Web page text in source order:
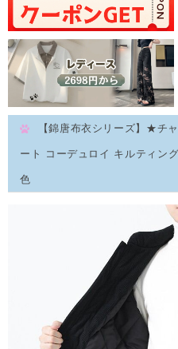
【錦唐布衣シリーズ】★チ
ート コーデュロイ キルティン
色